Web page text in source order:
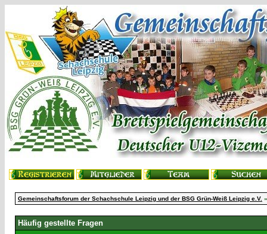
Gemeinschaftsforum der Schachschule Leipzig und der BSG Grün-Weiß Leipzig e.V.
Häufig gestellte Fragen